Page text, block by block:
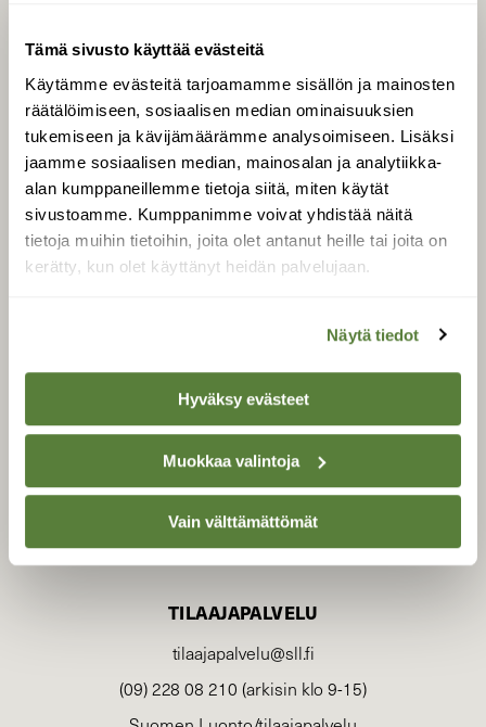
Tämä sivusto käyttää evästeitä
Käytämme evästeitä tarjoamamme sisällön ja mainosten
räätälöimiseen, sosiaalisen median ominaisuuksien
tukemiseen ja kävijämäärämme analysoimiseen. Lisäksi
jaamme sosiaalisen median, mainosalan ja analytiikka-
alan kumppaneillemme tietoja siitä, miten käytät
sivustoamme. Kumppanimme voivat yhdistää näitä
tietoja muihin tietoihin, joita olet antanut heille tai joita on
kerätty, kun olet käyttänyt heidän palvelujaan.
Näytä tiedot
Hyväksy evästeet
Muokkaa valintoja
Vain välttämättömät
Tilaa digilukuoikeus
Äänestä parasta juttua
Tilaa uutiskirje
SUOMEN LUONNON­
SUOJELU­LIITTO
Suomen Luonto -lehden
luonnonsuojelu­liitto.
TILAAJAPALVELU
tilaajapalvelu@sll.fi
(09) 228 08 210 (arkisin klo 9-15)